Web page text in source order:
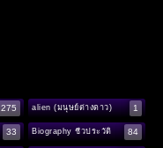
275 alien (มนุษย์ต่างดาว) 1
33 Biography ชีวประวัติ 84